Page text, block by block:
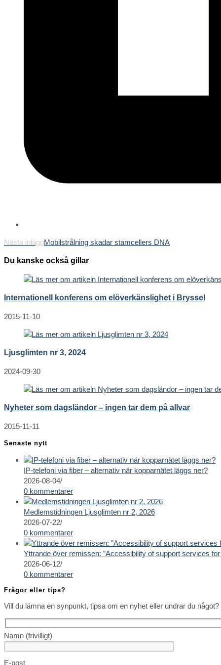
Läs
fler
Nästa inläggMobilstrålning skadar stamcellers DNA
Du kanske också gillar
Internationell konferens om elöverkänslighet i Bryssel
2015-11-10
Ljusglimten nr 3, 2024
2024-09-30
Nyheter som dagsländor – ingen tar dem på allvar
2015-11-11
Senaste nytt
IP-telefoni via fiber – alternativ när kopparnätet läggs ner?
2026-08-04/
0 kommentarer
Medlemstidningen Ljusglimten nr 2, 2026
2026-07-22/
0 kommentarer
Yttrande över remissen: ”Accessibility of support services
2026-06-12/
0 kommentarer
Frågor eller tips?
Vill du lämna en synpunkt, tipsa om en nyhet eller undrar du
Namn (frivilligt)
E-post